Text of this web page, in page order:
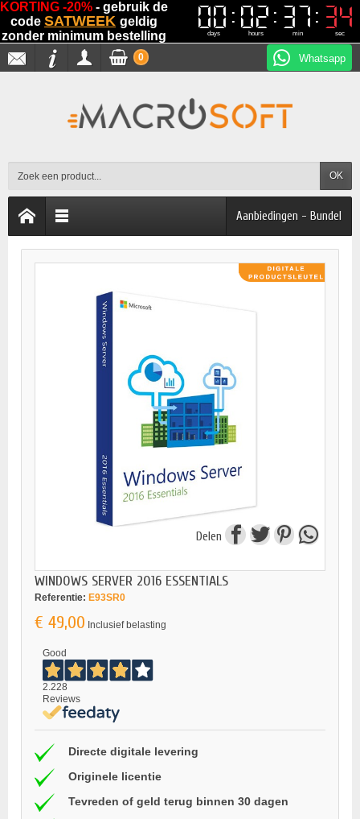
KORTING -20% - gebruik de
code SATWEEK geldig
zonder minimum bestelling
00
00
days
02
02
hours
37
37
min
34
33
33
34
sec
Whatsapp
OK
0
Aanbiedingen - Bundel
Delen
WINDOWS SERVER 2016 ESSENTIALS
Referentie: E93SR0
€ 49,00 Inclusief belasting
Good
2.228
Reviews
Directe digitale levering
Originele licentie
Tevreden of geld terug binnen 30 dagen